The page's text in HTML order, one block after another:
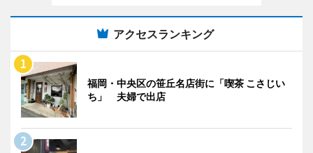
アクセスランキング
福岡・中央区の笹丘名店街に「喫茶 こさじい
ち」 夫婦で出店